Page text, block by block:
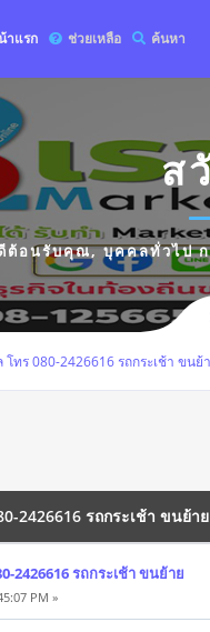
าแรก ช่วยเหลือ ค้นหา
ส
ต้อนรับคุณ,บุคคลทั่วไป
โทร 080-2426616 รถกระเช้า ขนย้
2426616 รถกระเช้า ขนย้า
2426616 รถกระเช้า ขนย้าย
PM »